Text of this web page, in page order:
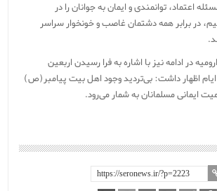
اعتماد، توانمندی و ایمان به جوانان را در
در برابر همه دشتمان غاصب و خونخوار سراسر
در ادامه نیز با اشاره به فرا رسیدن اربعین
اظهار داشت: بی‌تردید وجود اهل بیت پیامبر(ص)
ایمانی مسلمانان به شمار می‌رود.